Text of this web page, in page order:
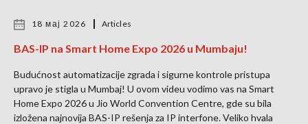
18 мај 2026 Articles
BAS-IP na Smart Home Expo 2026 u Mumbaju!
Budućnost automatizacije zgrada i sigurne kontrole pristupa
upravo je stigla u Mumbaj! U ovom videu vodimo vas na Smart
Home Expo 2026 u Jio World Convention Centre, gde su bila
izložena najnovija BAS-IP rešenja za IP interfone. Veliko hvala